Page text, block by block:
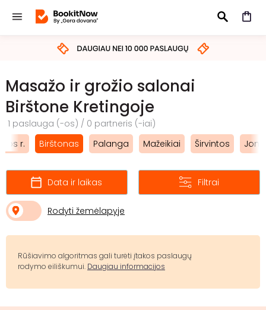
IEŠKOTI
Masažo ir grožio salonai
Birštone Kretingoje
1 paslauga (-os) / 0 partneris (-iai)
r.
Birštonas Palanga Mažeikiai Širvintos
Data ir laikas Filtrai
Rodyti žemėlapyje
Rūšiavimo algoritmas gali turėti įtakos paslaugų
rodymo eiliškumui. Daugiau informacijos